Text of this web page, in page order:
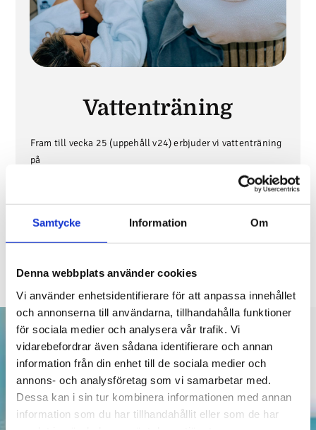
Samtycke Information Om
Denna webbplats använder cookies
Vi använder enhetsidentifierare för att anpassa innehållet
och annonserna till användarna, tillhandahålla funktioner
för sociala medier och analysera vår trafik. Vi
vidarebefordrar även sådana identifierare och annan
information från din enhet till de sociala medier och
annons- och analysföretag som vi samarbetar med.
Dessa kan i sin tur kombinera informationen med annan
information som du har tillhandahållit eller som de har
Vattenträning
Fram till vecka 25 (uppehåll v24) erbjuder vi vattenträning
på
Gratis för medlemmar och hotellgäster.
Drop-in: 150kr